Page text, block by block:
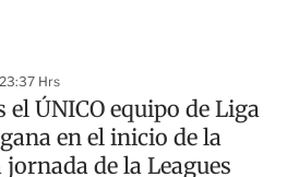
Hrs
el ÚNICO equipo de Liga
en el inicio de la
jornada de la Leagues